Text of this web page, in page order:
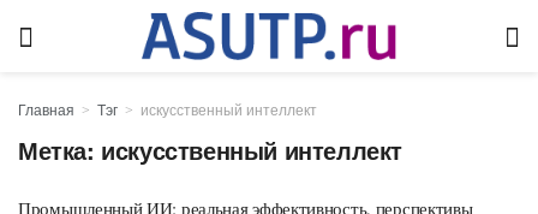
Главная Тэг искусственный интеллект
Метка: искусственный интеллект
Промышленный ИИ: реальная эффективность, перспективы